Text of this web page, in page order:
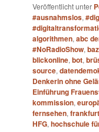
Veröffentlicht unter
#ausnahmslos,
algorithmen, abc
#NoRadioShow,
blickonline, bot,
source,
Denkerin ohne
Einführung
kommission,
fernsehen,
HFG, hochschule